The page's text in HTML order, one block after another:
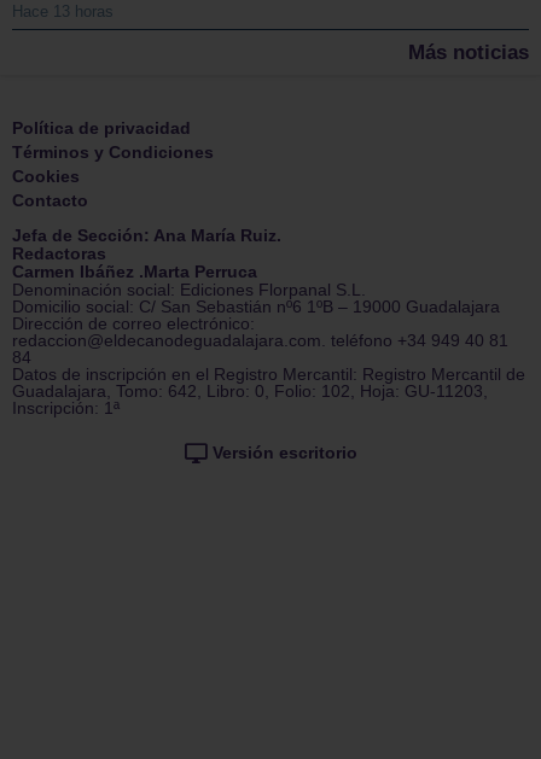
Hace 13 horas
Más noticias
Política de privacidad
Términos y Condiciones
Cookies
Contacto
Jefa de Sección: Ana María Ruiz.
Redactoras
Carmen Ibáñez .Marta Perruca
Denominación social: Ediciones Florpanal S.L.
Domicilio social: C/ San Sebastián nº6 1ºB – 19000 Guadalajara
Dirección de correo electrónico:
redaccion@eldecanodeguadalajara.com. teléfono +34 949 40 81
84
Datos de inscripción en el Registro Mercantil: Registro Mercantil de
Guadalajara, Tomo: 642, Libro: 0, Folio: 102, Hoja: GU-11203,
Inscripción: 1ª
Versión escritorio